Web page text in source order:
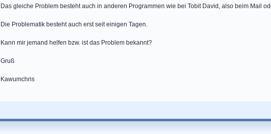
Das gleiche Problem besteht auch in anderen Programmen wie bei Tobit David, also beim Mail
Die Problematik besteht auch erst seit einigen Tagen.
Kann mir jemand helfen bzw. ist das Problem bekannt?
Gruß
Kawumchris